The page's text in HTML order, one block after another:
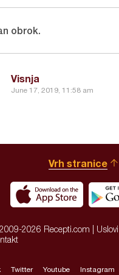
Visnja
June 17, 2019, 11:58 am
obrok.
Vrh stranice
2026 Recepti.com |
Twitter Youtube Instagram